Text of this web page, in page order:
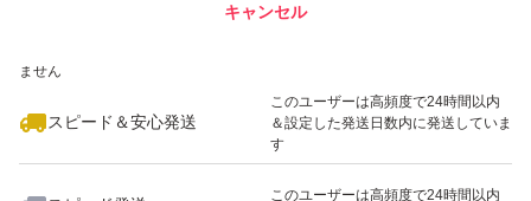
ません
スピード＆安心発送
このユーザーは高頻度で24時間以内
＆設定した発送日数内に発送していま
す
このユーザーは高頻度で24時間以内
キャンセル